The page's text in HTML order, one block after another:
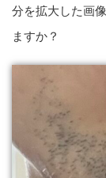
分を拡大した画
ますか？